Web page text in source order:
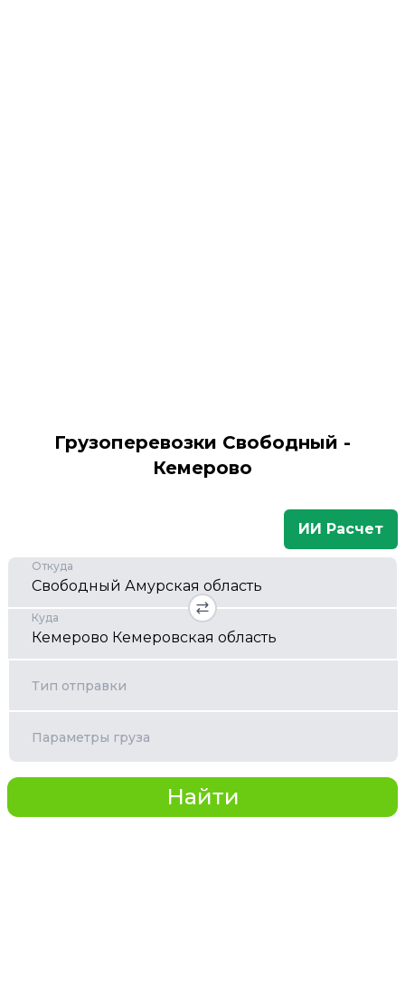
Грузоперевозки Свободный -
Кемерово
ИИ Расчет
Откуда
Куда
Тип отправки
Параметры груза
Найти